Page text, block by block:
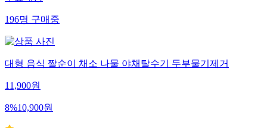
196명구매중
대형 음식 짤순이 채소 나물 야채탈수기 두부물기제거
11,900원
8%10,900원